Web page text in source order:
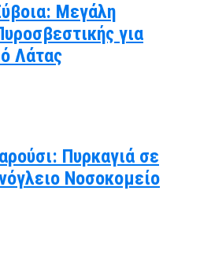
Μεγάλη
για
Λάτας
Πυρκαγιά σε
Νοσοκομείο